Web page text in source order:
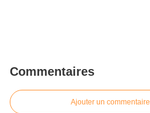
Commentaires
Ajouter un commentaire